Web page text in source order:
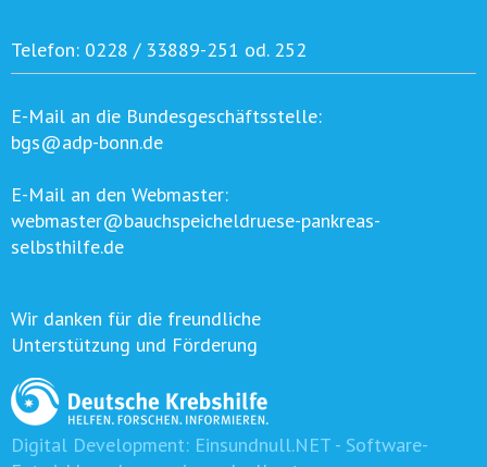
Telefon: 0228 / 33889-251 od. 252
E-Mail an die Bundesgeschäftsstelle:
bgs@adp-bonn.de
E-Mail an den Webmaster:
webmaster@bauchspeicheldruese-pankreas-
selbsthilfe.de
Wir danken für die freundliche
Unterstützung und Förderung
Digital Development: Einsundnull.NET - Software-